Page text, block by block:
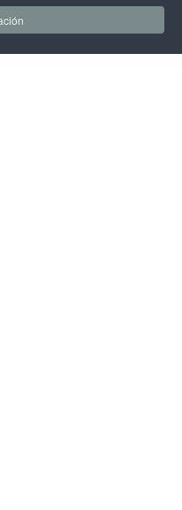
controvertido
y admirado